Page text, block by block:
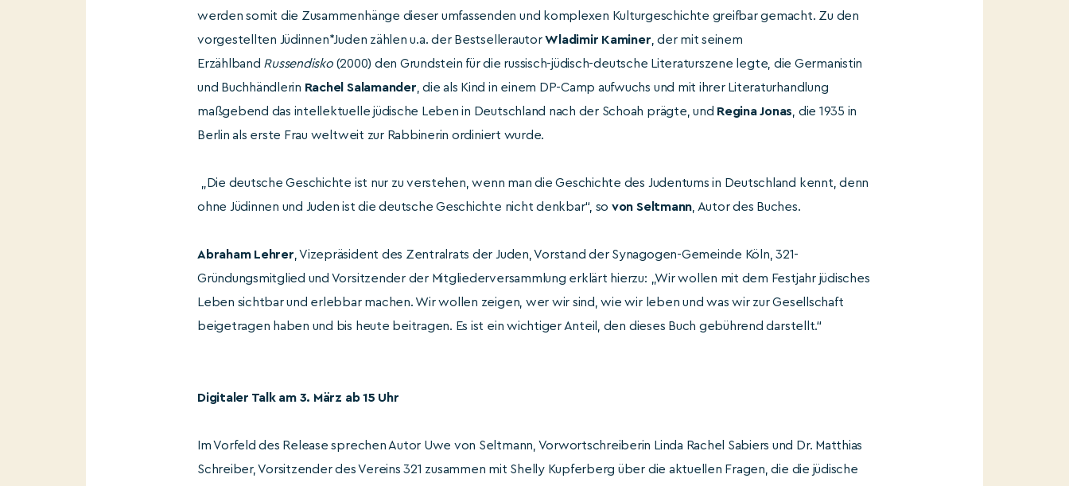
werden somit die Zusammenhänge dieser umfassenden und komplexen Kulturgeschichte greifbar gemacht. Zu den
vorgestellten Jüdinnen*Juden zählen u.a. der BestsellerautorWladimir Kaminer, der mit seinem
Erzählband Russendisko(2000) den Grundstein für die russisch-jüdisch-deutsche Literaturszene legte, die Germanistin
und Buchhändlerin Rachel Salamander, die als Kind in einem DP-Camp aufwuchs und mit ihrer Literaturhandlung
maßgebend das intellektuelle jüdische Leben in Deutschland nach der Schoah prägte, und Regina Jonas, die 1935 in
Berlin als erste Frau weltweit zur Rabbinerin ordiniert wurde.
„Die deutsche Geschichte ist nur zu verstehen, wenn man die Geschichte des Judentums in Deutschland kennt, denn
ohne Jüdinnen und Juden ist die deutsche Geschichte nicht denkbar“, so von Seltmann, Autor des Buches.
Abraham Lehrer, Vizepräsident des Zentralrats der Juden, Vorstand der Synagogen-Gemeinde Köln, 321-
Gründungsmitglied und Vorsitzender der Mitgliederversammlung erklärt hierzu: „Wir wollen mit dem Festjahr jüdisches
Leben sichtbar und erlebbar machen. Wir wollen zeigen, wer wir sind, wie wir leben und was wir zur Gesellschaft
beigetragen haben und bis heute beitragen. Es ist ein wichtiger Anteil, den dieses Buch gebührend darstellt.“
Digitaler Talk am 3. März ab 15 Uhr
Im Vorfeld des Release sprechen Autor Uwe von Seltmann, Vorwortschreiberin Linda Rachel Sabiers und Dr. Matthias
Schreiber, Vorsitzender des Vereins 321 zusammen mit Shelly Kupferberg über die aktuellen Fragen, die die jüdische